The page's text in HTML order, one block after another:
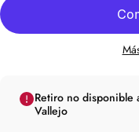
Retiro no disponible
Vallejo